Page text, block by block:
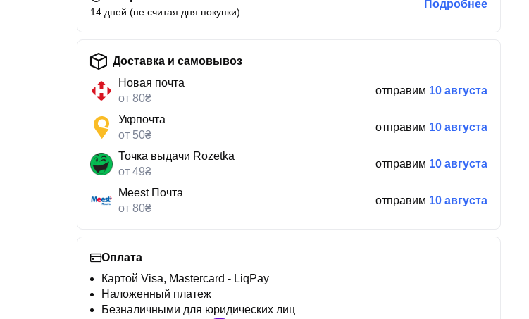
14 дней (не считая дня покупки)
Подробнее
Доставка и самовывоз
Новая почта
от 80₴
отправим 10 августа
Укрпочта
от 50₴
отправим 10 августа
Точка выдачи Rozetka
от 49₴
отправим 10 августа
Meest Почта
от 80₴
отправим 10 августа
Оплата
Картой Visa, Mastercard - LiqPay
Наложенный платеж
Безналичными для юридических лиц